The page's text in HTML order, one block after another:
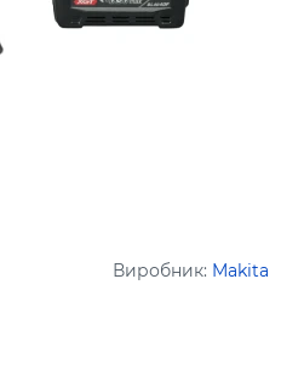
Виробник: Makita